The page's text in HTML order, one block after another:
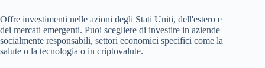
Offre investimenti nelle azioni degli Stati Uniti, dell'estero e
dei mercati emergenti. Puoi scegliere di investire in aziende
socialmente responsabili, settori economici specifici come la
salute o la tecnologia o in criptovalute.